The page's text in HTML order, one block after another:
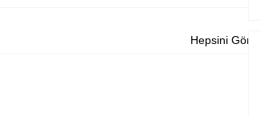
Hepsini Gör